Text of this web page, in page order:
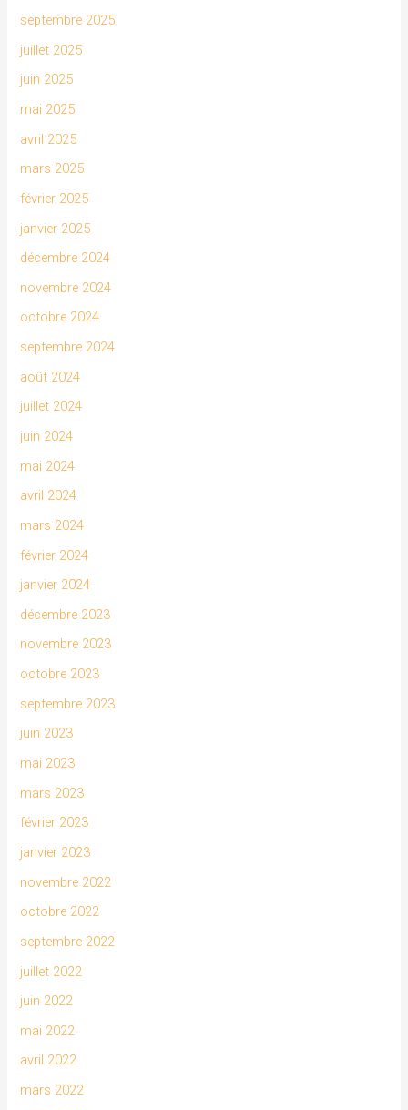
septembre 2025
juillet 2025
juin 2025
mai 2025
avril 2025
mars 2025
février 2025
janvier 2025
décembre 2024
novembre 2024
octobre 2024
septembre 2024
août 2024
juillet 2024
juin 2024
mai 2024
avril 2024
mars 2024
février 2024
janvier 2024
décembre 2023
novembre 2023
octobre 2023
septembre 2023
juin 2023
mai 2023
mars 2023
février 2023
janvier 2023
novembre 2022
octobre 2022
septembre 2022
juillet 2022
juin 2022
mai 2022
avril 2022
mars 2022